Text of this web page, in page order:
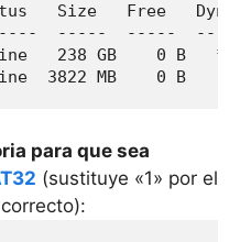
Size   Free   Dyn
-----  -----  ---
238 GB    0 B   *
3822 MB    0 B
para que sea
(sustituye «1» por el